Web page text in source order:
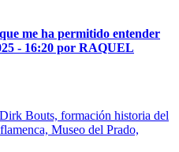
me ha permitido entender
- 16:20 por RAQUEL